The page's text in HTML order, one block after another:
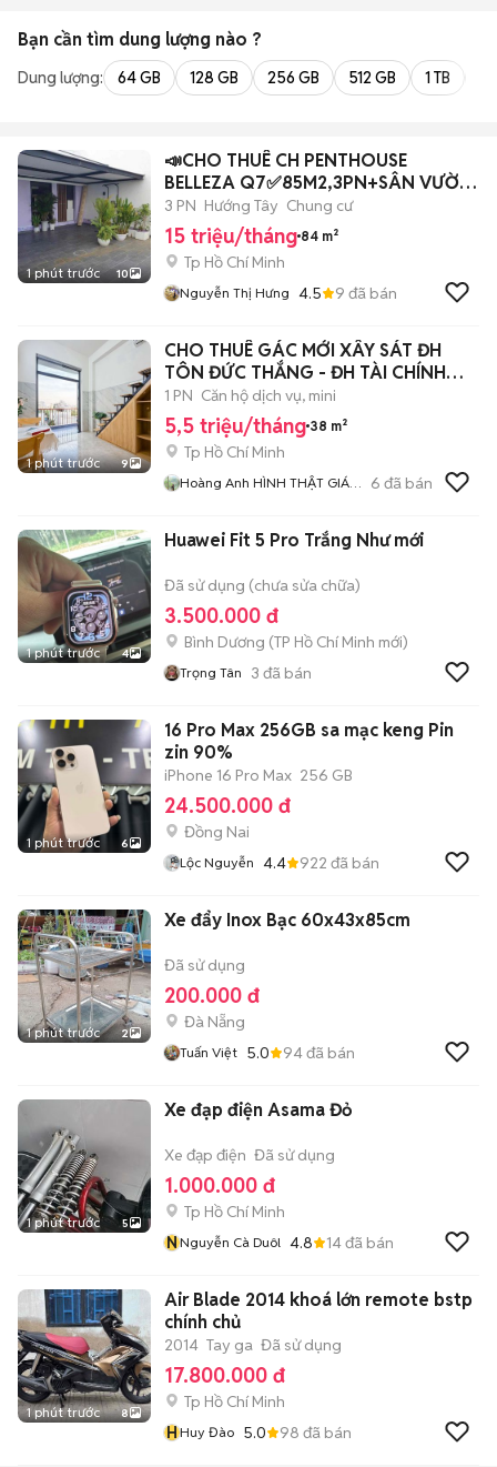
Bạn cần tìm dung lượng nào ?
Dung lượng: 64 GB 128 GB 256 GB 512 GB 1 TB
1 phút trước 10
📣CHO THUÊ CH PENTHOUSE
BELLEZA Q7✅85M2,3PN+SÂN VƯỜN
RỘNG 80M2+NT💰15Tr
3 PN Hướng Tây Chung cư
15 triệu/tháng 84 m²
Tp Hồ Chí Minh
Nguyễn Thị Hưng 4.5 9 đã bán
1 phút trước 9
CHO THUÊ GÁC MỚI XÂY SÁT ĐH
TÔN ĐỨC THẮNG - ĐH TÀI CHÍNH
MARKETING UFM
1 PN Căn hộ dịch vụ, mini
5,5 triệu/tháng 38 m²
Tp Hồ Chí Minh
Hoàng Anh HÌNH THẬT GIÁ
6 đã bán
1 phút trước 4
Huawei Fit 5 Pro Trắng Như mới
Đã sử dụng (chưa sửa chữa)
3.500.000 đ
Bình Dương (TP Hồ Chí Minh mới)
Trọng Tân 3 đã bán
1 phút trước 6
16 Pro Max 256GB sa mạc keng Pin
zin 90%
iPhone 16 Pro Max 256 GB
24.500.000 đ
Đồng Nai
Lộc Nguyễn 4.4 922 đã bán
1 phút trước 2
Xe đẩy Inox Bạc 60x43x85cm
Đã sử dụng
200.000 đ
Đà Nẵng
Tuấn Việt 5.0 94đã bán
1 phút trước 5
Xe đạp điện Asama Đỏ
Xe đạp điện Đã sử dụng
1.000.000 đ
Tp Hồ Chí Minh
NNguyễn Cà Duôl 4.8 14đã bán
1 phút trước 8
Air Blade 2014 khoá lớn remote bstp
chính chủ
2014 Tay ga Đã sử dụng
17.800.000 đ
Tp Hồ Chí Minh
HHuy Đào 5.0 98 đã bán